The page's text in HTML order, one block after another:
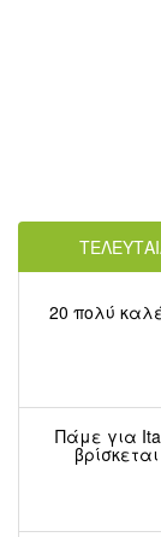
20 πολύ
Πάμε για